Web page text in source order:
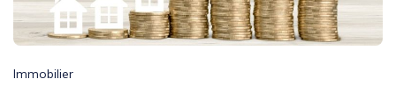
Immobilier